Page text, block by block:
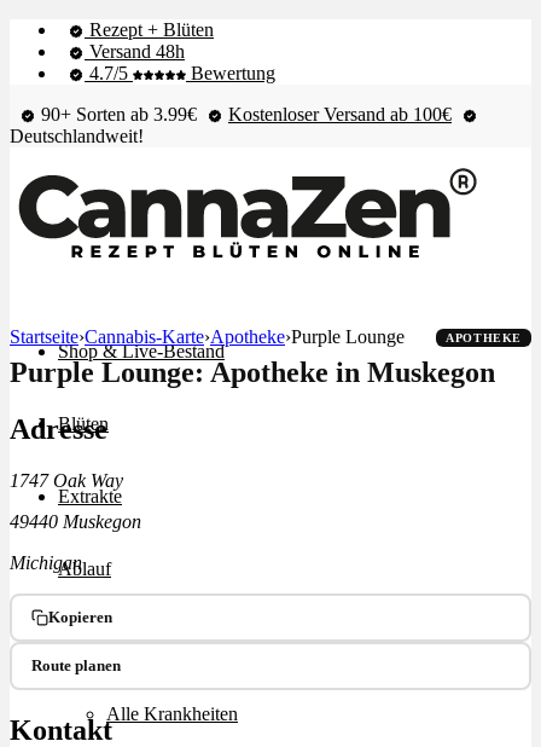
Rezept + Blüten
Versand 48h
4.7/5
Bewertung
90+ Sorten ab 3.99€
Kostenloser Versand ab 100€
Deutschlandweit!
Shop & Live-Bestand
Blüten
Extrakte
Ablauf
Therapien
Alle Krankheiten
Startseite›Cannabis-Karte›Apotheke›Purple Lounge APOTHEKE
Purple Lounge: Apotheke in Muskegon
Adresse
1747 Oak Way
49440 Muskegon
Michigan
Kopieren
Route planen
Kontakt